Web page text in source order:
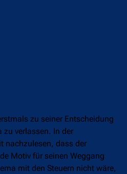
zu seiner Entscheidung
zu verlassen. In der
nachzulesen, dass der
Motiv für seinen Weggang
mit den Steuern nicht wäre,